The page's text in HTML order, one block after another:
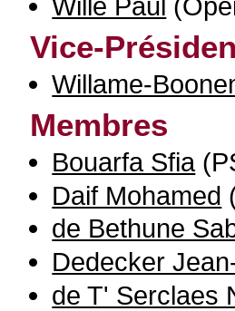
Vice-
Willame-
Membres
Bouarfa Sfia
Daif Mohamed
de Bethune
Dedecker
de T' Serclaes